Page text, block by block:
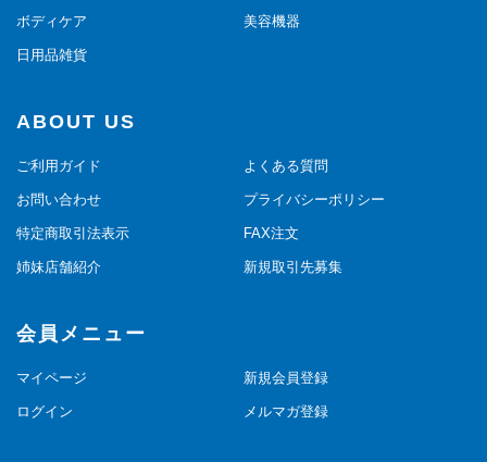
ボディケア 美容機器
日用品雑貨
ABOUT US
ご利用ガイド よくある質問
お問い合わせ プライバシーポリシー
特定商取引法表示 FAX注文
姉妹店舗紹介 新規取引先募集
会員メニュー
マイページ 新規会員登録
ログイン メルマガ登録